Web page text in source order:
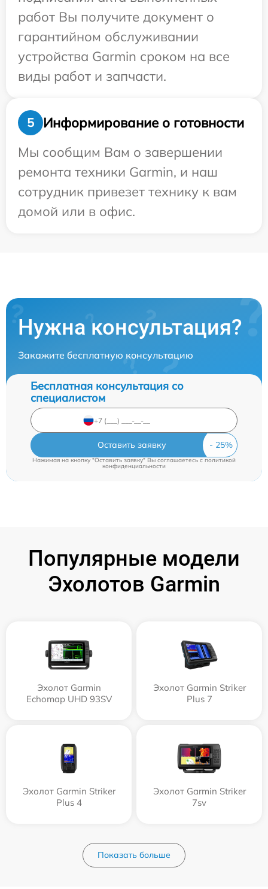
работ Вы получите документ о
гарантийном обслуживании
устройства Garmin сроком на все
виды работ и запчасти.
5
Информирование о готовности
Мы сообщим Вам о завершении
ремонта техники Garmin, и наш
сотрудник привезет технику к вам
домой или в офис.
Нужна консультация?
Закажите бесплатную консультацию
Бесплатная консультация со
специалистом
Оставить заявку
Нажимая на кнопку "Оставить заявку" Вы соглашаетесь c политикой
конфиденциальности
Популярные модели
Эхолотов Garmin
Эхолот Garmin
Echomap UHD 93SV
Эхолот Garmin Striker
Plus 7
Эхолот Garmin Striker
Plus 4
Эхолот Garmin Striker
7sv
Показать больше